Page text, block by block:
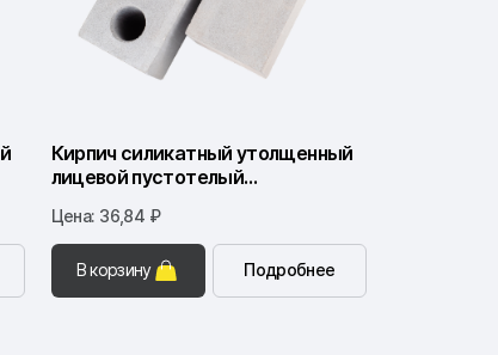
Кирпич силикатный утолщенный
лицевой пустотелый
Цена: 36,84 ₽
В корзину Подробнее